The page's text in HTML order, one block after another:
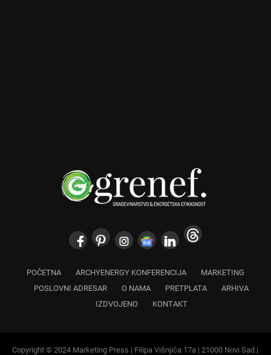
POČETNA ARCHYENERGY KONFERENCIJA
MARKETING
POSLOVNI ADRESAR
O NAMA PRETPLATA
ARHIVA
IZDVOJENO
KONTAKT
Copyright © 2024 Marketing Press | Filipa Višnjića 17a | 21000 Novi Sad |